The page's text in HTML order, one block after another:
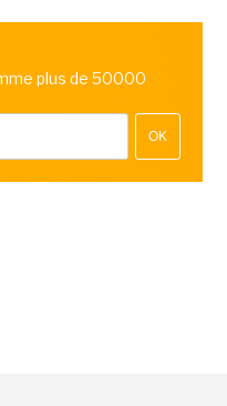
plus de 50000
OK